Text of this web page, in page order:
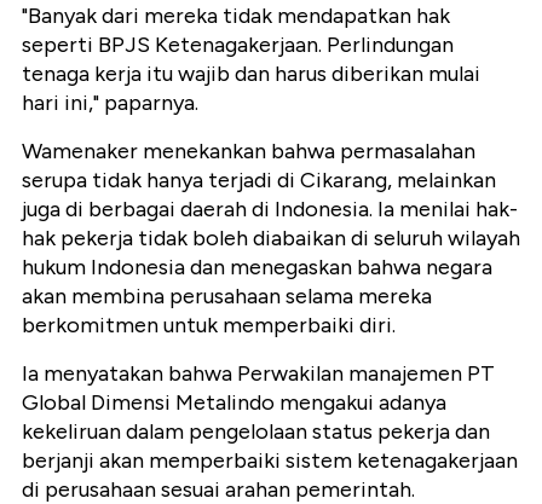
"Banyak dari mereka tidak mendapatkan hak
seperti BPJS Ketenagakerjaan. Perlindungan
tenaga kerja itu wajib dan harus diberikan mulai
hari ini," paparnya.
Wamenaker menekankan bahwa permasalahan
serupa tidak hanya terjadi di Cikarang, melainkan
juga di berbagai daerah di Indonesia. Ia menilai hak-
hak pekerja tidak boleh diabaikan di seluruh wilayah
hukum Indonesia dan menegaskan bahwa negara
akan membina perusahaan selama mereka
berkomitmen untuk memperbaiki diri.
Ia menyatakan bahwa Perwakilan manajemen PT
Global Dimensi Metalindo mengakui adanya
kekeliruan dalam pengelolaan status pekerja dan
berjanji akan memperbaiki sistem ketenagakerjaan
di perusahaan sesuai arahan pemerintah.